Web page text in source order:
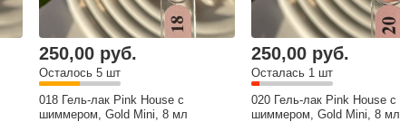
250,00 руб.
Осталось 5 шт
018 Гель-лак Pink House с
шиммером, Gold Mini, 8 мл
250,00 руб.
Осталась 1 шт
020 Гель-лак Pink House с
шиммером, Gold Mini, 8 мл